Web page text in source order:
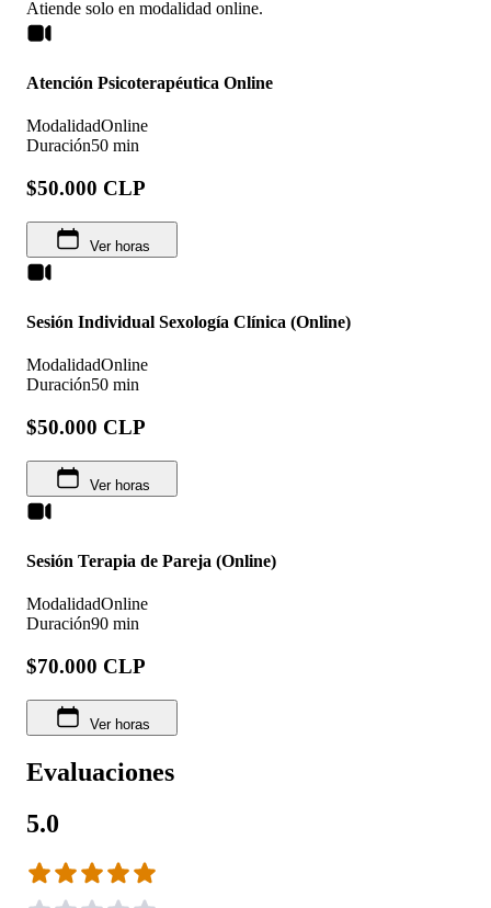
Atiende solo en modalidad online.
Atención Psicoterapéutica Online
ModalidadOnline
Duración50 min
$50.000 CLP
Ver horas
Sesión Individual Sexología Clínica (Online)
ModalidadOnline
Duración50 min
$50.000 CLP
Ver horas
Sesión Terapia de Pareja (Online)
ModalidadOnline
Duración90 min
$70.000 CLP
Ver horas
Evaluaciones
5.0